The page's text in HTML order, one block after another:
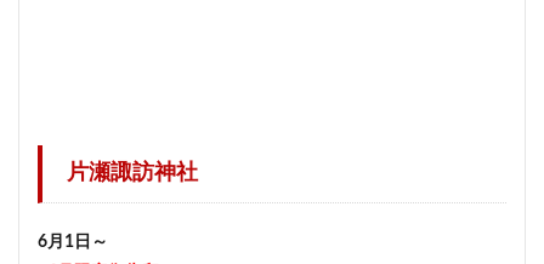
片瀬諏訪神社
6月1日～